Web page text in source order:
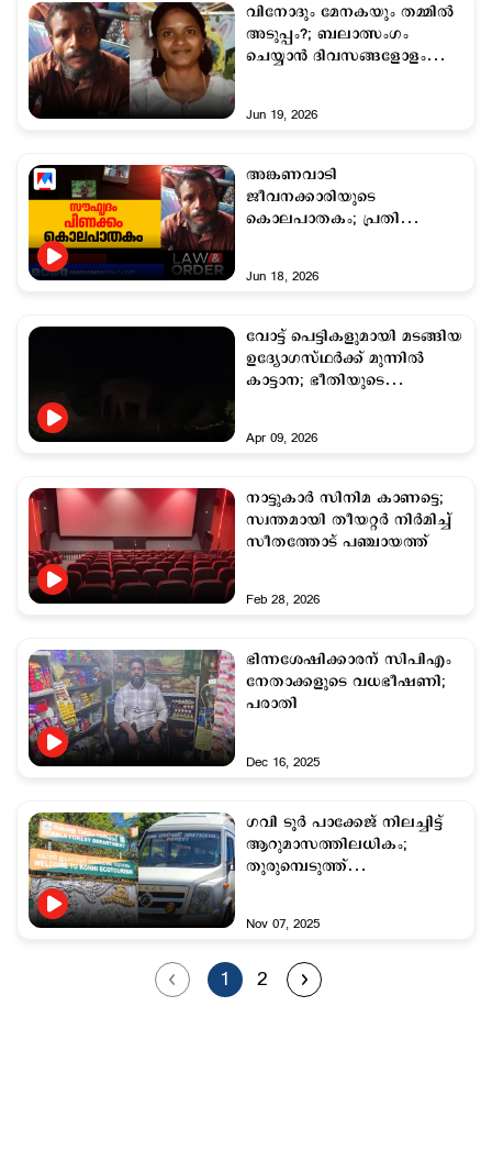
വിനോദും മേനകയും തമ്മില്‍
അടുപ്പം?; ബലാത്സംഗം
ചെയ്യാന്‍ ദിവസങ്ങളോളം
Jun 19, 2026
അങ്കണവാടി
ജീവനക്കാരിയുടെ
കൊലപാതകം; പ്രതി
Jun 18, 2026
വോട്ട് പെട്ടികളുമായി മടങ്ങിയ
ഉദ്യോഗസ്ഥര്‍ക്ക് മുന്നില്‍
കാട്ടാന; ഭീതിയുടെ
Apr 09, 2026
നാട്ടുകാര്‍ സിനിമ കാണട്ടെ;
സ്വന്തമായി തീയറ്റര്‍ നിര്‍മിച്ച്
സീതത്തോട് പഞ്ചായത്ത്
Feb 28, 2026
ഭിന്നശേഷിക്കാരന് സിപിഎം
നേതാക്കളുടെ വധഭീഷണി;
പരാതി
Dec 16, 2025
ഗവി ടൂർ പാക്കേജ് നിലച്ചിട്ട്
ആറുമാസത്തിലധികം;
തുരുമ്പെടുത്ത്
Nov 07, 2025
1 2